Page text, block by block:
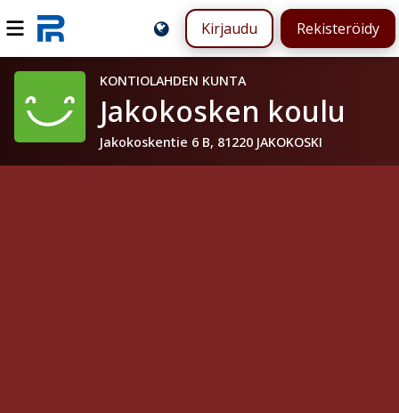
Kirjaudu Rekisteröidy
KONTIOLAHDEN KUNTA
Jakokosken koulu
Jakokoskentie 6 B, 81220 JAKOKOSKI